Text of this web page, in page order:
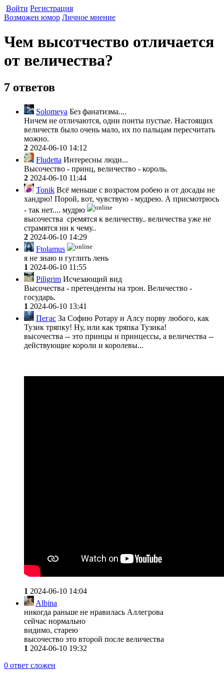
Войти Регистрация
Возможен юмор Личное мнение
Чем высотчество отличается
от величества?
7 ответов
Solomeya Без фанатизма....
Ничем не отличаются, одни понты пустые. Настоящих
величеств было очень мало, их по пальцам пересчитать
можно.
2 2024-06-10 14:12
Fludetta Интересны люди...
Высочество - принц, величество - король.
2 2024-06-10 11:44
Tonik Всё меньше с возрастом робею и от досады не
хандрю! Порой, вот, чувствую - мудрею. А присмотрюсь
- так нет.... мудрю
высочества сремятся к величеству.. величества уже не
страмятся ни к чему..
2 2024-06-10 14:29
Ftolamus
я не знаю и гуглить лень
1 2024-06-10 11:55
Piligrim Исчезающий вид
Высочества - претенденты на трон. Величество -
государь.
1 2024-06-10 13:41
Пегас За Софию Ротару и Алсу порву любого, как
Тузик тряпку! Ну, или как тряпка Тузика!
высочества -- это принцы и принцессы, а величества --
действующие короли и королевы...
1 2024-06-10 14:04
Albina
никогда раньше не нравилась Аллегрова
сейчас нормально
видимо, старею
высочество это второй после величества
1 2024-06-10 19:32
0 ответ сложен